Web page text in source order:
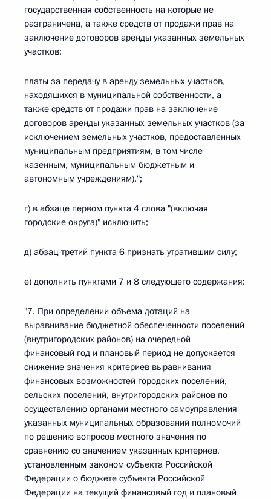
государственная собственность на которые не
разграничена, а также средств от продажи прав на
заключение договоров аренды указанных земельных
участков;
платы за передачу в аренду земельных участков,
находящихся в муниципальной собственности, а
также средств от продажи прав на заключение
договоров аренды указанных земельных участков (за
исключением земельных участков, предоставленных
муниципальным предприятиям, в том числе
казенным, муниципальным бюджетным и
автономным учреждениям).";
г) в абзаце первом пункта 4 слова "(включая
городские округа)" исключить;
д) абзац третий пункта 6 признать утратившим силу;
е) дополнить пунктами 7 и 8 следующего содержания:
"7. При определении объема дотаций на
выравнивание бюджетной обеспеченности поселений
(внутригородских районов) на очередной
финансовый год и плановый период не допускается
снижение значения критериев выравнивания
финансовых возможностей городских поселений,
сельских поселений, внутригородских районов по
осуществлению органами местного самоуправления
указанных муниципальных образований полномочий
по решению вопросов местного значения по
сравнению со значением указанных критериев,
установленным законом субъекта Российской
Федерации о бюджете субъекта Российской
Федерации на текущий финансовый год и плановый